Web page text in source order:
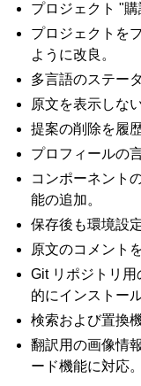
プロジェクト "購
プロジェクトを
ように改良。
多言語のステー
原文を表示しな
提案の削除を履
プロフィールの
コンポーネント
能の追加。
保存後も環境設
原文のコメント
Git リポジトリ用
的にインストー
検索および置換
翻訳用の画像情
ード機能に対応。